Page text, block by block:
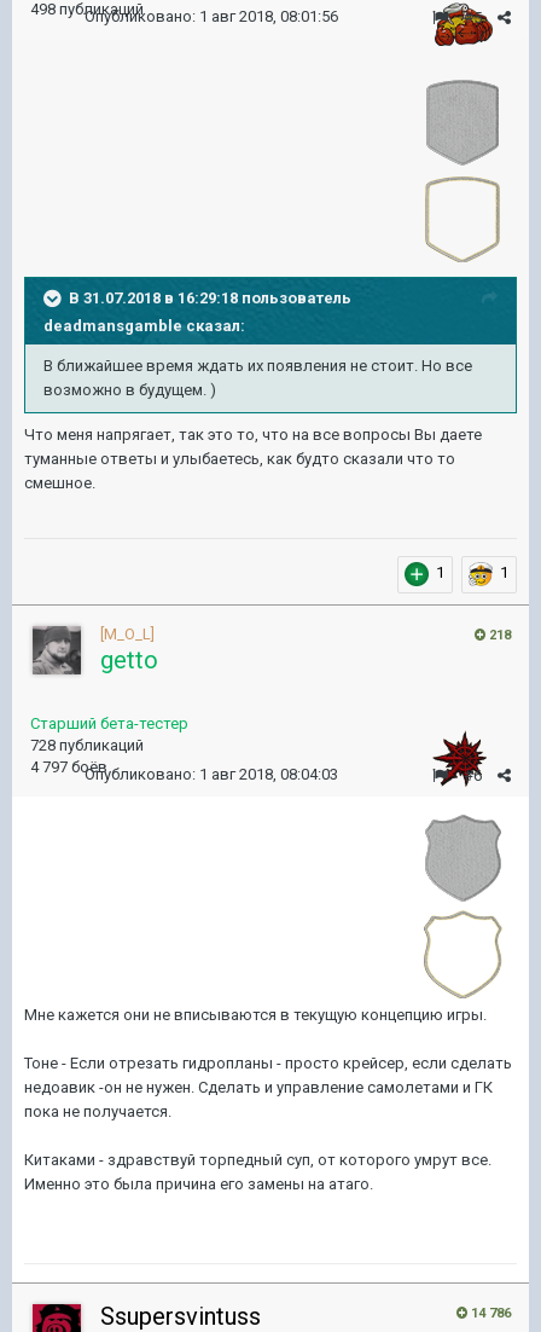
498 публикаций #5
Опубликовано: 1 авг 2018, 08:01:56
В 31.07.2018 в 16:29:18 пользователь
deadmansgambleсказал:
В ближайшее время ждать их появления не стоит. Но все
возможно в будущем. )
Что меня напрягает, так это то, что на все вопросы Вы даете
туманные ответы и улыбаетесь, как будто сказали что то
смешное.
1 1
218
[M_O_L]
getto
Старший бета-тестер
728 публикаций
4 797 боёв
#6
Опубликовано: 1 авг 2018, 08:04:03
Мне кажется они не вписываются в текущую концепцию игры.
Тоне - Если отрезать гидропланы - просто крейсер, если сделать
недоавик -он не нужен. Сделать и управление самолетами и ГК
пока не получается.
Китаками - здравствуй торпедный суп, от которого умрут все.
Именно это была причина его замены на атаго.
14 786
Ssupersvintuss